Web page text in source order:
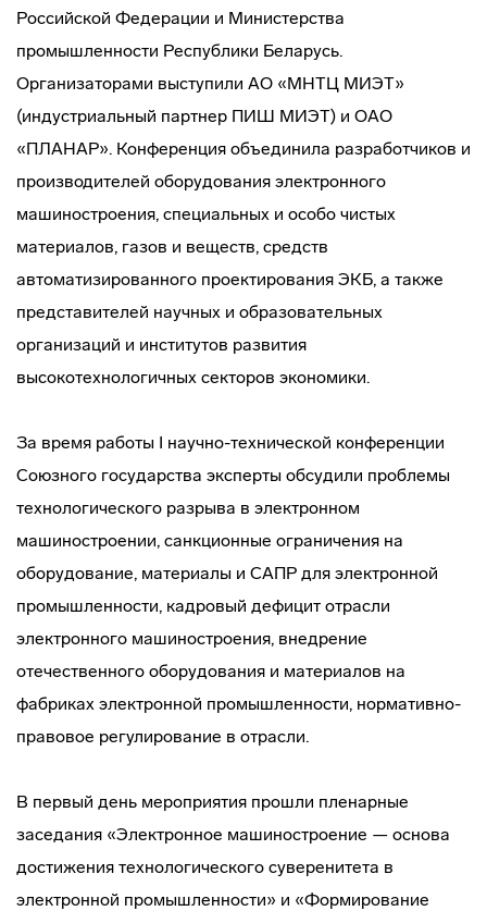
Российской Федерации и Министерства
промышленности Республики Беларусь.
Организаторами выступили АО «МНТЦ МИЭТ»
(индустриальный партнер ПИШ МИЭТ) и ОАО
«ПЛАНАР». Конференция объединила разработчиков и
производителей оборудования электронного
машиностроения, специальных и особо чистых
материалов, газов и веществ, средств
автоматизированного проектирования ЭКБ, а также
представителей научных и образовательных
организаций и институтов развития
высокотехнологичных секторов экономики.
За время работы I научно-технической конференции
Союзного государства эксперты обсудили проблемы
технологического разрыва в электронном
машиностроении, санкционные ограничения на
оборудование, материалы и САПР для электронной
промышленности, кадровый дефицит отрасли
электронного машиностроения, внедрение
отечественного оборудования и материалов на
фабриках электронной промышленности, нормативно-
правовое регулирование в отрасли.
В первый день мероприятия прошли пленарные
заседания «Электронное машиностроение — основа
достижения технологического суверенитета в
электронной промышленности» и «Формирование